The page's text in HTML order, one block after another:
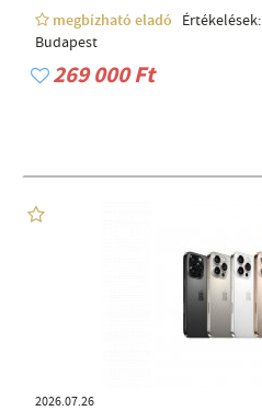
megbízható eladó
Értékelések:
Budapest
269 000 Ft
2026.07.26